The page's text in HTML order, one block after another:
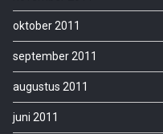
oktober 2011
september 2011
augustus 2011
juni 2011